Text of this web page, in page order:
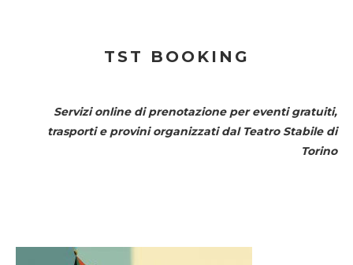
TST BOOKING
Servizi online di prenotazione per eventi gratuiti,
trasporti e provini organizzati dal Teatro Stabile di
Torino